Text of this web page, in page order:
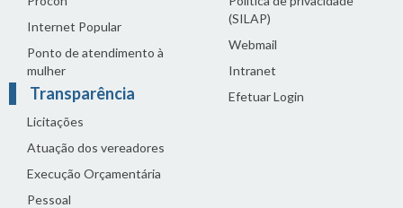
Internet Popular
Ponto de atendimento à
mulher
Transparência
Licitações
Atuação dos vereadores
Execução Orçamentária
Pessoal
(SILAP)
Webmail
Intranet
Efetuar Login